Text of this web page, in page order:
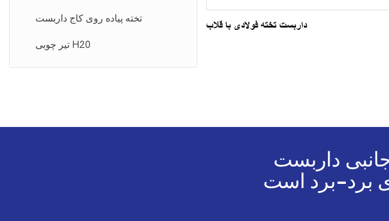
تخته پیاده روی کاج داربست
تیر چوبی H20
داربست تخته فولادی با قلاب
جانبی داربست
برد-برد است